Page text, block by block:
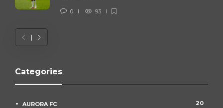
0 93
Categories
AURORA FC 20